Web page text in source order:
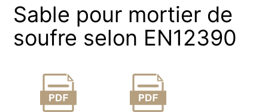
Sable pour mortier de
soufre selon EN12390